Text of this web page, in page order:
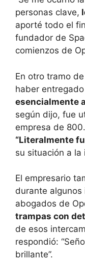
personas clave,
aporté todo el
fundador de
comienzos de
En otro tramo
haber entregado
esencialmente
según dijo, fue
empresa de
“Literalmente
su situación a la
El empresario
durante algunos
abogados de
trampas con
de esos
respondió:
brillante”.